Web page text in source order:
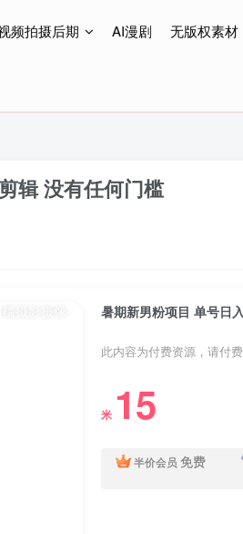
频拍摄后期 AI漫剧 无版权素材
新
辑 没有任何门槛
暑期新男粉项目 单号日
此内容为付费资源，请付
米 15
半价会员 免费